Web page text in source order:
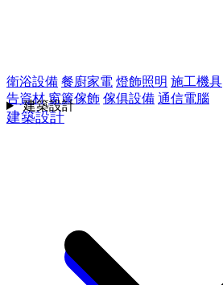
衛浴設備 餐廚家電 燈飾照明 施工機具
告資材 窗簾傢飾 傢俱設備 通信電腦
建築設計
建築設計